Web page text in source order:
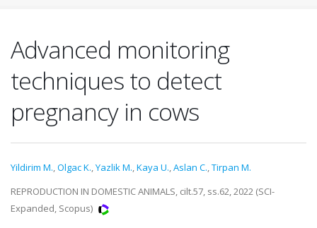
Advanced monitoring
techniques to detect
pregnancy in cows
Yildirim M.,Olgac K.,Yazlik M.,Kaya U.,Aslan C.,Tirpan M.
REPRODUCTION IN DOMESTIC ANIMALS, cilt.57, ss.62, 2022 (SCI-
Expanded, Scopus)